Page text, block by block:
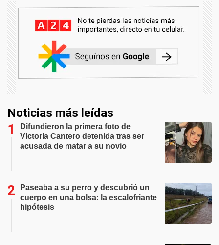
Noticias más leídas
Difundieron la primera foto de
Victoria Cantero detenida tras ser
acusada de matar a su novio
Paseaba a su perro y descubrió un
cuerpo en una bolsa: la escalofriante
hipótesis